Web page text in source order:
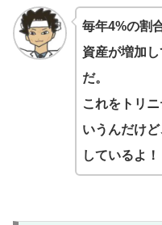
毎年4%の割
資産が増加
だ。
これをトリ
いうんだけ
しているよ！